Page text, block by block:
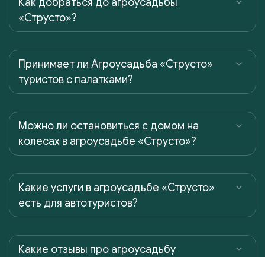
«Струсто»?
Принимает ли Агроусадьба «Струсто»
туристов с палатками?
Можно ли остановиться с домом на
колесах в агроусадьбе «Струсто»?
Какие услуги в агроусадьбе «Струсто»
есть для автотуристов?
Какие отзывы про агроусадьбу